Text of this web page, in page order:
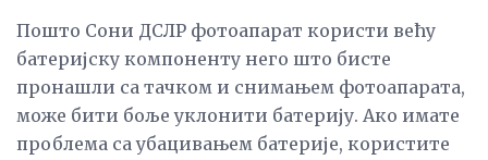
Пошто Сони ДСЛР фотоапарат користи већу
батеријску компоненту него што бисте
пронашли са тачком и снимањем фотоапарата,
може бити боље уклонити батерију. Ако имате
проблема са убацивањем батерије, користите